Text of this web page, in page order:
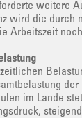
weitere
wird die durch
Arbeitszeit
im Lande